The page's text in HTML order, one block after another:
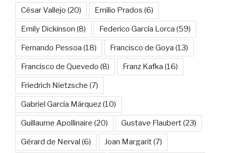
César Vallejo (20) Emilio Prados (6)
Emily Dickinson (8) Federico García Lorca (59)
Fernando Pessoa (18) Francisco de Goya (13)
Francisco de Quevedo (8) Franz Kafka (16)
Friedrich Nietzsche (7)
Gabriel García Márquez(10)
Guillaume Apollinaire (20) Gustave Flaubert(23)
Gérard de Nerval (6) Joan Margarit(7)